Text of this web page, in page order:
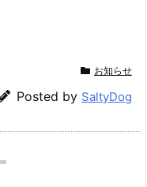
お知らせ
Posted by SaltyDog